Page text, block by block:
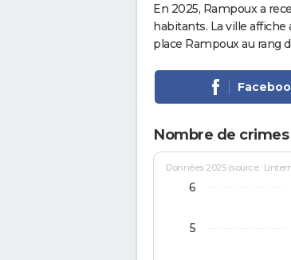
En 2025, Rampoux a
habitants. La ville
place Rampoux au rang
Nombre de
Données 2025 (source :
5
6